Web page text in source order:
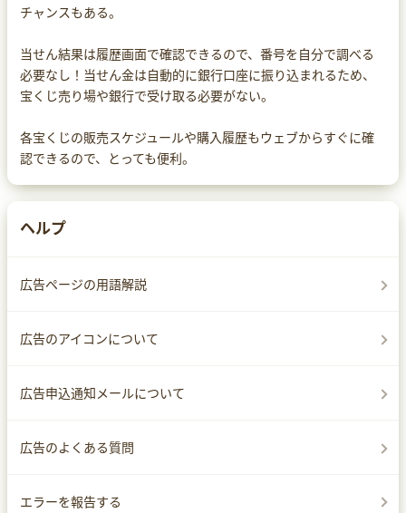
チャンスもある。
当せん結果は履歴画面で確認できるので、番号を自分で調べる
必要なし！当せん金は自動的に銀行口座に振り込まれるため、
宝くじ売り場や銀行で受け取る必要がない。
各宝くじの販売スケジュールや購入履歴もウェブからすぐに確
認できるので、とっても便利。
ヘルプ
広告ページの用語解説
広告のアイコンについて
広告申込通知メールについて
広告のよくある質問
エラーを報告する